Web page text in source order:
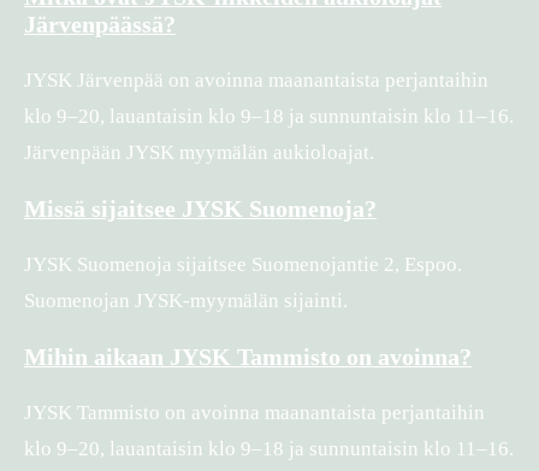
Järvenpäässä?
JYSK Järvenpää on avoinna maanantaista perjantaihin
klo 9–20, lauantaisin klo 9–18 ja sunnuntaisin klo 11–16.
Järvenpään JYSK myymälän aukioloajat.
Missä sijaitsee JYSK Suomenoja?
JYSK Suomenoja sijaitsee Suomenojantie 2, Espoo.
Suomenojan JYSK-myymälän sijainti.
Mihin aikaan JYSK Tammisto on avoinna?
JYSK Tammisto on avoinna maanantaista perjantaihin
klo 9–20, lauantaisin klo 9–18 ja sunnuntaisin klo 11–16.